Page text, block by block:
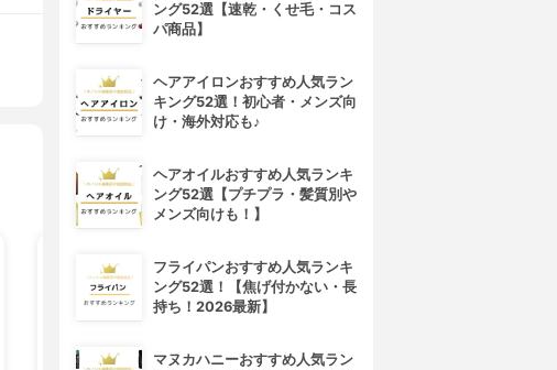
ング52選【速乾・くせ毛・コス
パ商品】
ヘアアイロンおすすめ人気ラン
キング52選！初心者・メンズ向
け・海外対応も♪
ヘアオイルおすすめ人気ランキ
ング52選【プチプラ・髪質別や
メンズ向けも！】
フライパンおすすめ人気ランキ
ング52選！【焦げ付かない・長
持ち！2026最新】
マヌカハニーおすすめ人気ラン